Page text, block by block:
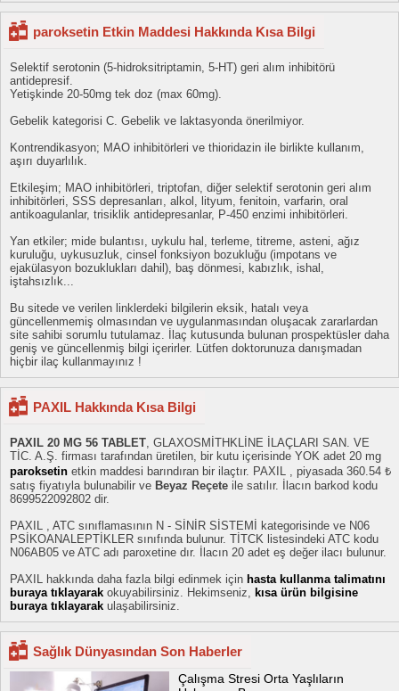
paroksetin Etkin Maddesi Hakkında Kısa Bilgi
Selektif serotonin (5-hidroksitriptamin, 5-HT) geri alım inhibitörü
antidepresif.
Yetişkinde 20-50mg tek doz (max 60mg).
Gebelik kategorisi C. Gebelik ve laktasyonda önerilmiyor.
Kontrendikasyon; MAO inhibitörleri ve thioridazin ile birlikte kullanım,
aşırı duyarlılık.
Etkileşim; MAO inhibitörleri, triptofan, diğer selektif serotonin geri alım
inhibitörleri, SSS depresanları, alkol, lityum, fenitoin, varfarin, oral
antikoagulanlar, trisiklik antidepresanlar, P-450 enzimi inhibitörleri.
Yan etkiler; mide bulantısı, uykulu hal, terleme, titreme, asteni, ağız
kuruluğu, uykusuzluk, cinsel fonksiyon bozukluğu (impotans ve
ejakülasyon bozuklukları dahil), baş dönmesi, kabızlık, ishal,
iştahsızlık...
Bu sitede ve verilen linklerdeki bilgilerin eksik, hatalı veya
güncellenmemiş olmasından ve uygulanmasından oluşacak zararlardan
site sahibi sorumlu tutulamaz. İlaç kutusunda bulunan prospektüsler daha
geniş ve güncellenmiş bilgi içerirler. Lütfen doktorunuza danışmadan
hiçbir ilaç kullanmayınız !
PAXIL Hakkında Kısa Bilgi
PAXIL 20 MG 56 TABLET, GLAXOSMİTHKLİNE İLAÇLARI SAN. VE
TİC. A.Ş. firması tarafından üretilen, bir kutu içerisinde YOK adet 20 mg
paroksetin etkin maddesi barındıran bir ilaçtır. PAXIL , piyasada 360.54 ₺
satış fiyatıyla bulunabilir ve Beyaz Reçete ile satılır. İlacın barkod kodu
8699522092802 dir.
PAXIL , ATC sınıflamasının N - SİNİR SİSTEMİ kategorisinde ve N06
PSİKOANALEPTİKLER sınıfında bulunur. TİTCK listesindeki ATC kodu
N06AB05 ve ATC adı paroxetine dır. İlacın 20 adet eş değer ilacı bulunur.
PAXIL hakkında daha fazla bilgi edinmek için hasta kullanma talimatını
buraya tıklayarak okuyabilirsiniz. Hekimseniz, kısa ürün bilgisine
buraya tıklayarak ulaşabilirsiniz.
Sağlık Dünyasından Son Haberler
Çalışma Stresi Orta Yaşlıların